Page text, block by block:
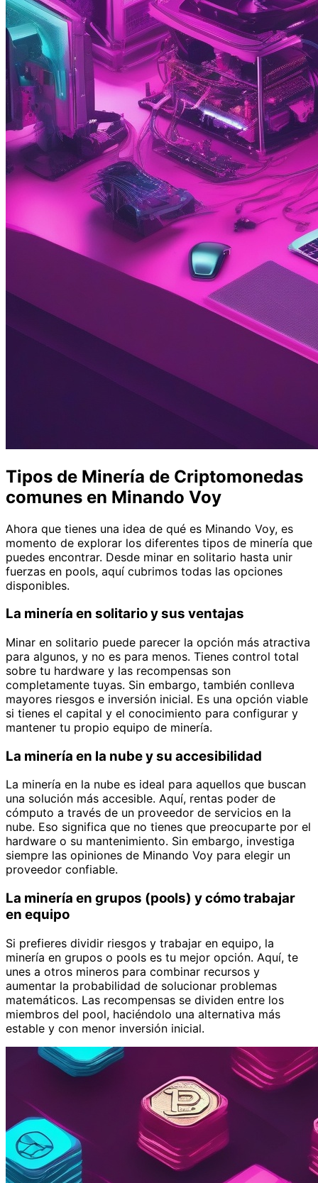
Tipos de Minería de Criptomonedas
comunes en Minando Voy
Ahora que tienes una idea de qué es Minando Voy, es
momento de explorar los diferentes tipos de minería que
puedes encontrar. Desde minar en solitario hasta unir
fuerzas en pools, aquí cubrimos todas las opciones
disponibles.
La minería en solitario y sus ventajas
Minar en solitario puede parecer la opción más atractiva
para algunos, y no es para menos. Tienes control total
sobre tu hardware y las recompensas son
completamente tuyas. Sin embargo, también conlleva
mayores riesgos e inversión inicial. Es una opción viable
si tienes el capital y el conocimiento para configurar y
mantener tu propio equipo de minería.
La minería en la nube y su accesibilidad
La minería en la nube es ideal para aquellos que buscan
una solución más accesible. Aquí, rentas poder de
cómputo a través de un proveedor de servicios en la
nube. Eso significa que no tienes que preocuparte por el
hardware o su mantenimiento. Sin embargo, investiga
siempre las opiniones de Minando Voy para elegir un
proveedor confiable.
La minería en grupos (pools) y cómo trabajar
en equipo
Si prefieres dividir riesgos y trabajar en equipo, la
minería en grupos o pools es tu mejor opción. Aquí, te
unes a otros mineros para combinar recursos y
aumentar la probabilidad de solucionar problemas
matemáticos. Las recompensas se dividen entre los
miembros del pool, haciéndolo una alternativa más
estable y con menor inversión inicial.